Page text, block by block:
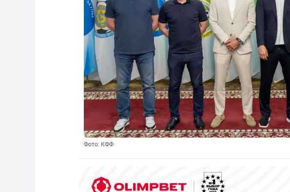
Фото: КФФ